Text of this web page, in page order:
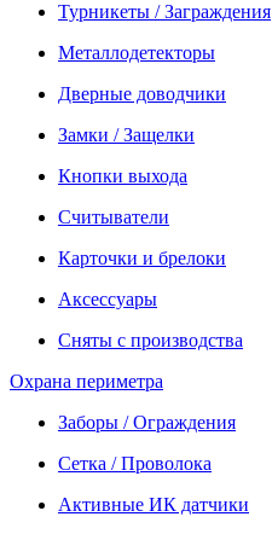
Турникеты / Заграждения
Металлодетекторы
Дверные доводчики
Замки / Защелки
Кнопки выхода
Считыватели
Карточки и брелоки
Аксессуары
Сняты с производства
Охрана периметра
Заборы / Ограждения
Сетка / Проволока
Активные ИК датчики